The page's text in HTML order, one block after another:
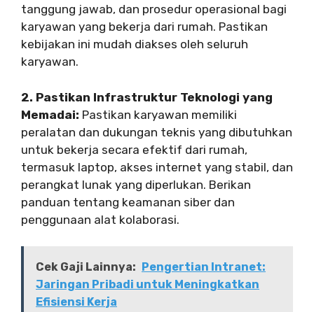
tanggung jawab, dan prosedur operasional bagi
karyawan yang bekerja dari rumah. Pastikan
kebijakan ini mudah diakses oleh seluruh
karyawan.
2. Pastikan Infrastruktur Teknologi yang
Memadai: Pastikan karyawan memiliki
peralatan dan dukungan teknis yang dibutuhkan
untuk bekerja secara efektif dari rumah,
termasuk laptop, akses internet yang stabil, dan
perangkat lunak yang diperlukan. Berikan
panduan tentang keamanan siber dan
penggunaan alat kolaborasi.
Cek Gaji Lainnya:
Pengertian Intranet:
Jaringan Pribadi untuk Meningkatkan
Efisiensi Kerja